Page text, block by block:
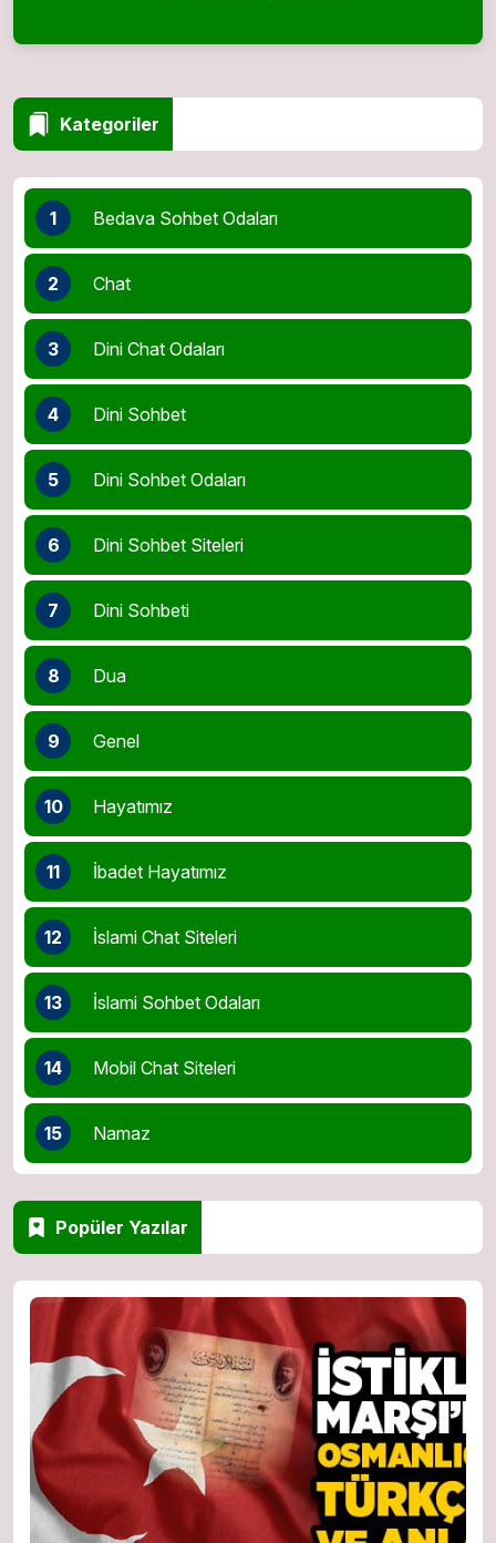
Kategoriler
1 Bedava Sohbet Odaları
2 Chat
3 Dini Chat Odaları
4 Dini Sohbet
5 Dini Sohbet Odaları
6 Dini Sohbet Siteleri
7 Dini Sohbeti
8 Dua
9 Genel
10 Hayatımız
11 İbadet Hayatımız
12 İslami Chat Siteleri
13 İslami Sohbet Odaları
14 Mobil Chat Siteleri
15 Namaz
Popüler Yazılar